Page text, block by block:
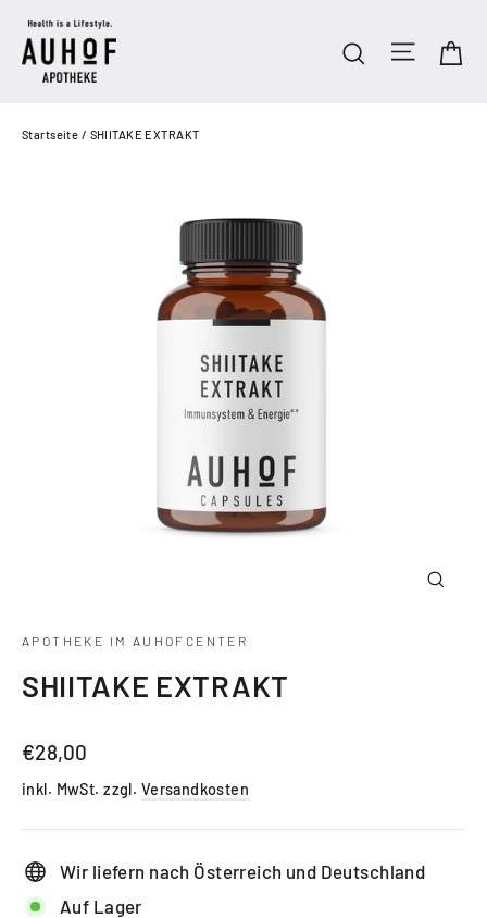
zum
Inhalt
Suche
Startseite / SHIITAKE EXTRAKT
APOTHEKE IM AUHOFCENTER
SHIITAKE EXTRAKT
Normaler
Preis
€28,00
inkl. MwSt. zzgl. Versandkosten
Wir liefern nach Österreich und Deutschland
Auf Lager